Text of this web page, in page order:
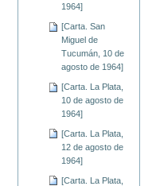
1964]
[Carta. San
Miguel de
Tucumán, 10 de
agosto de 1964]
[Carta. La Plata,
10 de agosto de
1964]
[Carta. La Plata,
12 de agosto de
1964]
[Carta. La Plata,